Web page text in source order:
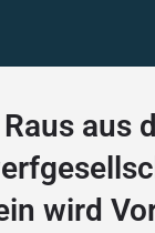
Raus aus
wird